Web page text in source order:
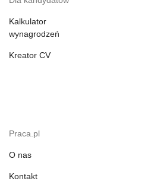
Kalkulator
wynagrodzeń
Kreator CV
Praca.pl
O nas
Kontakt